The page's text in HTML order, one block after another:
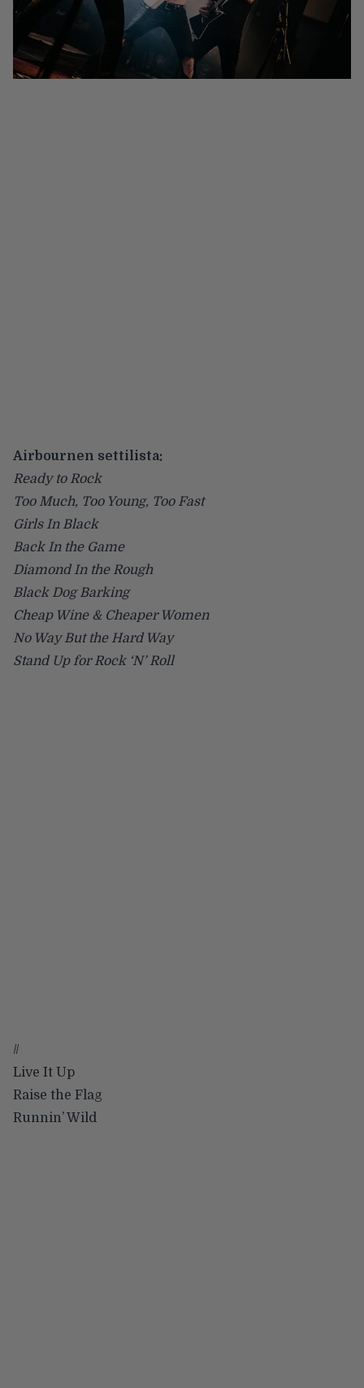
Airbournen settilista:
Ready to Rock
Too Much, Too Young, Too Fast
Girls In Black
Back In the Game
Diamond In the Rough
Black Dog Barking
Cheap Wine & Cheaper Women
No Way But the Hard Way
Stand Up for Rock ‘N’ Roll
//
Live It Up
Raise the Flag
Runnin’ Wild